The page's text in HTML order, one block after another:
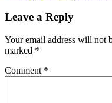
Leave a Reply
Your email address will not
marked *
Comment *